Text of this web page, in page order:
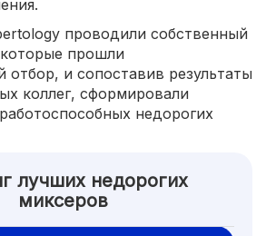
проводили собственный
прошли
отбор, и сопоставив результаты
коллег, сформировали
недорогих
лучших недорогих
миксеров